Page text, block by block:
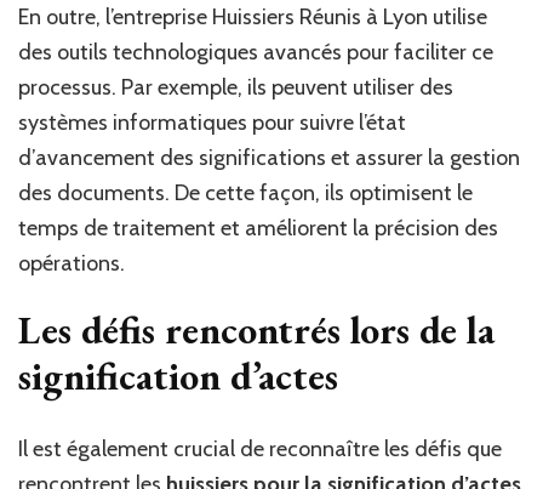
En outre, l’entreprise Huissiers Réunis à Lyon utilise
des outils technologiques avancés pour faciliter ce
processus. Par exemple, ils peuvent utiliser des
systèmes informatiques pour suivre l’état
d’avancement des significations et assurer la gestion
des documents. De cette façon, ils optimisent le
temps de traitement et améliorent la précision des
opérations.
Les défis rencontrés lors de la
signification d’actes
Il est également crucial de reconnaître les défis que